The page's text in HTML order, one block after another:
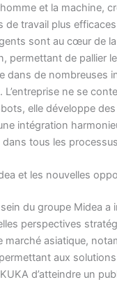
et la machine,
de travail plus
sont au cœur de
permettant de pallier
dans de nombreuses
L’entreprise ne se
elle développe
intégration
dans tous les
et les nouvelles
sein du groupe Midea a
perspectives
marché asiatique,
aux
d’atteindre un